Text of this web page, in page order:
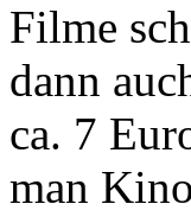
Filme
dann
ca. 7
man